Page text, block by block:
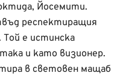
Йосемити.
респектиращия
e истинска
и като визионер.
в световен мащаб